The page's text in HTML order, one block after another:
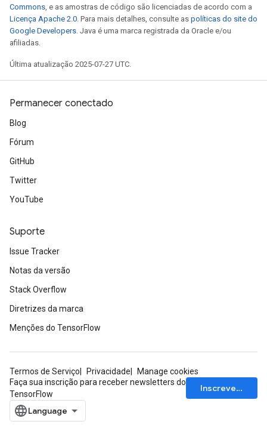
Commons, e as amostras de código são licenciadas de acordo com a
Licença Apache 2.0. Para mais detalhes, consulte as políticas do site do
Google Developers. Java é uma marca registrada da Oracle e/ou
afiliadas.
Última atualização 2025-07-27 UTC.
Permanecer conectado
Blog
Fórum
GitHub
Twitter
YouTube
Suporte
Issue Tracker
Notas da versão
Stack Overflow
Diretrizes da marca
Menções do TensorFlow
Termos de Serviço Privacidade
Manage cookies
Faça sua inscrição para receber newsletters do
TensorFlow
Inscrever-se